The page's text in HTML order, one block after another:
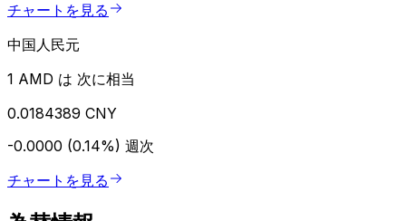
チャートを見る
中国人民元
1 AMD は 次に相当
0.0184389 CNY
-0.0000 (0.14%) 週次
チャートを見る